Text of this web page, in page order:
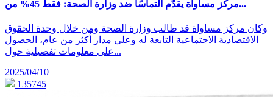
مركز مساواة يقدّم التماسًا ضد وزارة الصحة: فقط 45% من...
وكان مركز مساواة قد طالب وزارة الصحة ومن خلال وحدة الحقوق
الاقتصادية الاجتماعية التابعة له وعلى مدار أكثر من عام، الحصول
على معلومات تفصيلية حول...
2025/04/10
135745